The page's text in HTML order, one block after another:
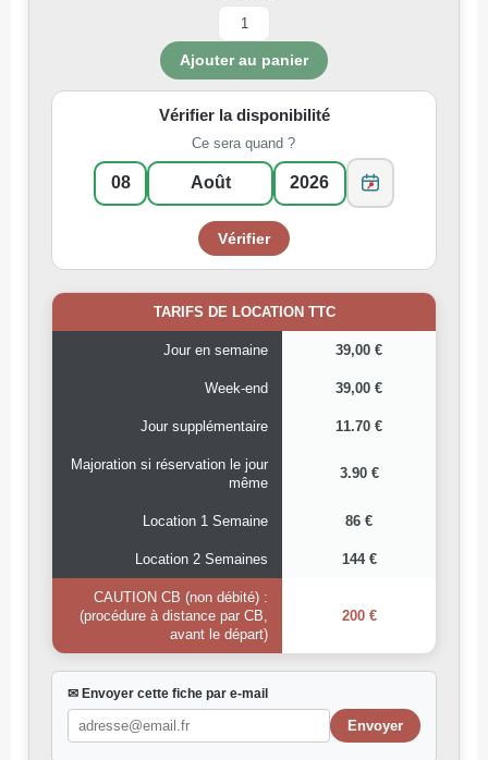
Vérifier la disponibilité
Ce sera quand ?
TARIFS DE LOCATION TTC
Jour en semaine 39,00 €
Week-end 39,00 €
Jour supplémentaire 11.70 €
Majoration si réservation le jour
même
3.90 €
Location 1 Semaine 86 €
Location 2 Semaines 144 €
CAUTION CB (non débité) :
(procédure à distance par CB,
avant le départ)
200 €
✉ Envoyer cette fiche par e-mail